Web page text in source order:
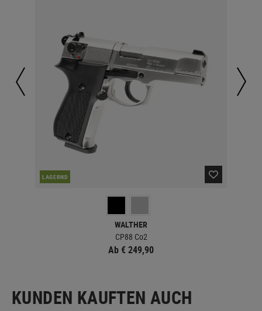
LAGERND
WALTHER
CP88 Co2
Ab € 249,90
KUNDEN KAUFTEN AUCH